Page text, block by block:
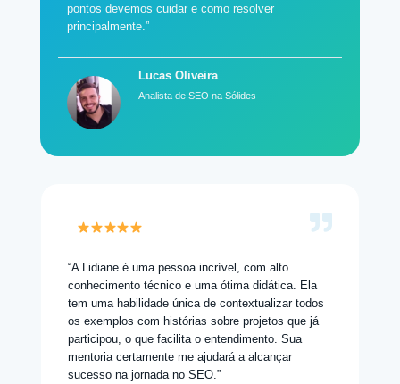
pontos devemos cuidar e como resolver
principalmente.”
Lucas Oliveira
Analista de SEO na Sólides
“A Lidiane é uma pessoa incrível, com alto
conhecimento técnico e uma ótima didática. Ela
tem uma habilidade única de contextualizar todos
os exemplos com histórias sobre projetos que já
participou, o que facilita o entendimento. Sua
mentoria certamente me ajudará a alcançar
sucesso na jornada no SEO.”